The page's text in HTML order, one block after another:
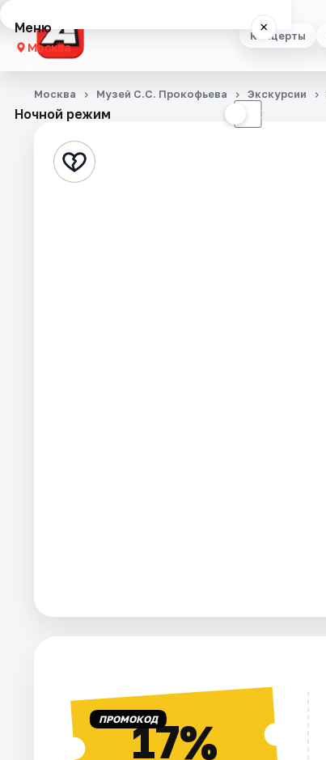
Концерты
Меню ×
Москва
Концерты
Стендап
Ночной режим ☾
Москва Музей С.С. Прокофьева Экскурсии
ПРОМОКОД17%